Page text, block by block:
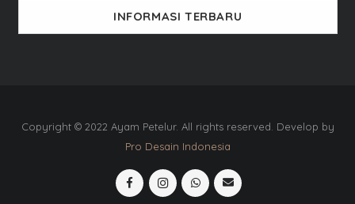
INFORMASI TERBARU
Copyright © 2022 Ayam Petelur. All rights reserved. Develop by
Pro Desain Indonesia